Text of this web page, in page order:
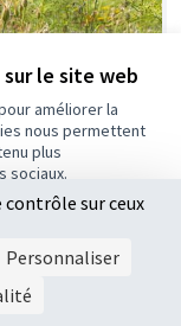
le site web
améliorer la
nous permettent
plus
sociaux.
contrôle sur ceux
Personnaliser